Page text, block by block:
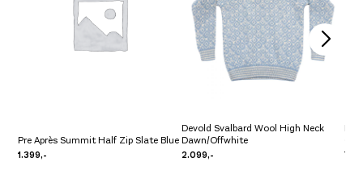
Pre Après Summit Half Zip Slate Blue
1.399,-
Devold Svalbard Wool High Neck
Dawn/Offwhite
2.099,-
Pre